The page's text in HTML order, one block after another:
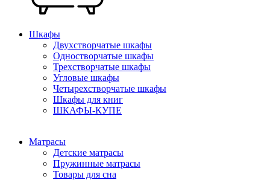
Шкафы
Двухстворчатые шкафы
Одностворчатые шкафы
Трехстворчатые шкафы
Угловые шкафы
Четырехстворчатые шкафы
Шкафы для книг
ШКАФЫ-КУПЕ
Матрасы
Детские матрасы
Пружинные матрасы
Товары для сна